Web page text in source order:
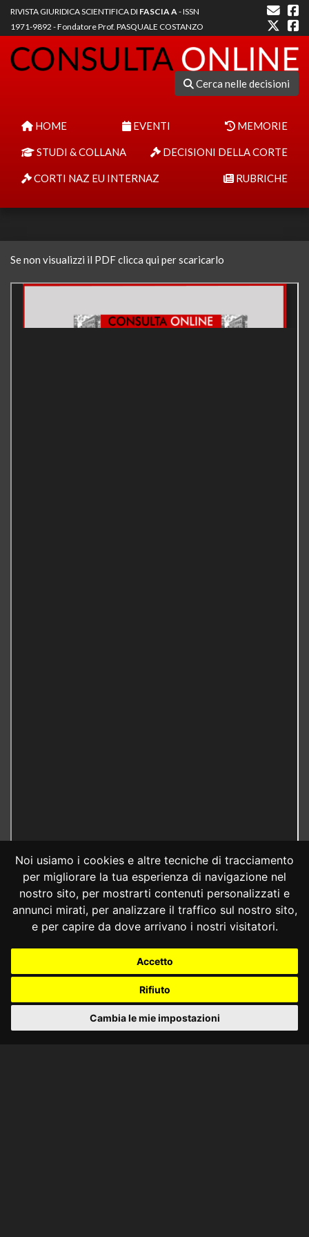
Noi usiamo i cookies e altre tecniche di tracciamento
per migliorare la tua esperienza di navigazione nel
nostro sito, per mostrarti contenuti personalizzati e
annunci mirati, per analizzare il traffico sul nostro sito,
e per capire da dove arrivano i nostri visitatori.
Accetto
Rifiuto
Cambia le mie impostazioni
RIVISTA GIURIDICA SCIENTIFICA DI FASCIA A- ISSN
1971-9892 - Fondatore Prof. PASQUALE COSTANZO
Cerca nelle decisioni
HOME EVENTI MEMORIE
STUDI & COLLANA DECISIONI DELLA CORTE
CORTI NAZ EU INTERNAZ RUBRICHE
Se non visualizzi il PDF clicca qui per scaricarlo